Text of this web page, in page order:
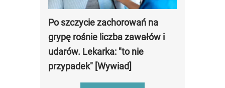
Po szczycie zachorowań na
grypę rośnie liczba zawałów i
udarów. Lekarka: "to nie
przypadek" [Wywiad]